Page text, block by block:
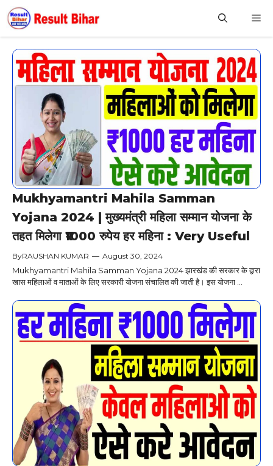
Skip
to
content
Mukhyamantri Mahila Samman
Yojana 2024 | मुख्यमंत्री महिला सम्मान योजना के
तहत मिलेगा ₹1000 रुपेय हर महिना : Very Useful
ByRAUSHAN KUMAR — August 30, 2024
Mukhyamantri Mahila Samman Yojana 2024 झारखंड की सरकार के द्वारा
खास महिलाओं व माताओं के लिए सरकारी योजना संचालित की जाती है। इस योजना ...